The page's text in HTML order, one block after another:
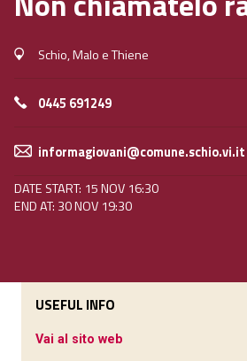
Schio, Malo e Thiene
0445 691249
informagiovani@comune.schio.vi.it
DATE START: 15 NOV 16:30
END AT: 30 NOV 19:30
USEFUL INFO
Vai al sito web